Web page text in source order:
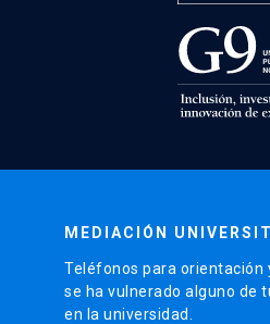
MEDIACIÓN
Teléfonos para orientación
se ha vulnerado alguno de
en la universidad.